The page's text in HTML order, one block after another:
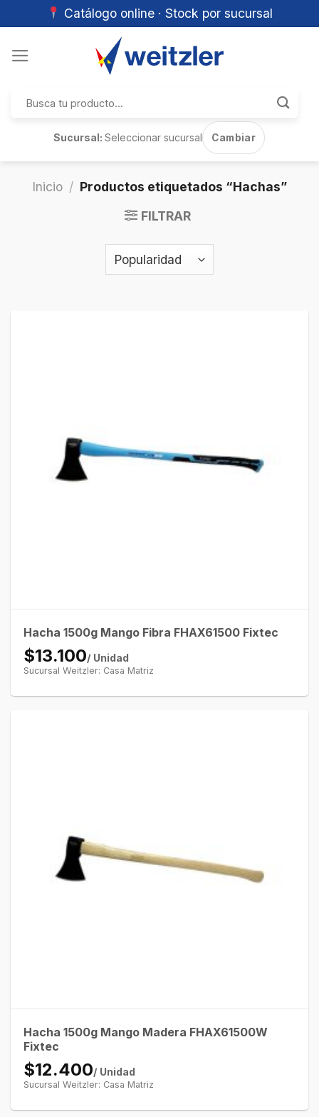
Catálogo online · Stock por sucursal
por:
Sucursal:Seleccionar sucursal Cambiar
Inicio / Productos etiquetados “Hachas”
FILTRAR
Hacha 1500g Mango Fibra FHAX61500 Fixtec
$13.100/ Unidad
Sucursal Weitzler: Casa Matriz
Hacha 1500g Mango Madera FHAX61500W
Fixtec
$12.400/ Unidad
Sucursal Weitzler: Casa Matriz